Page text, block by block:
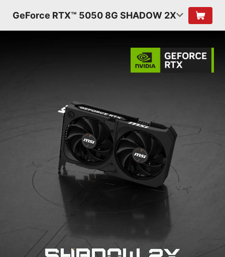
GeForce RTX™ 5050 8G SHADOW 2X